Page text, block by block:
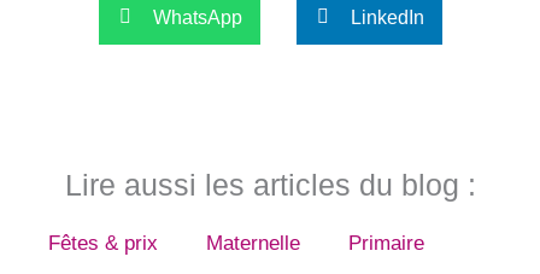
WhatsApp LinkedIn
Lire aussi les articles du blog :
Fêtes & prix Maternelle Primaire